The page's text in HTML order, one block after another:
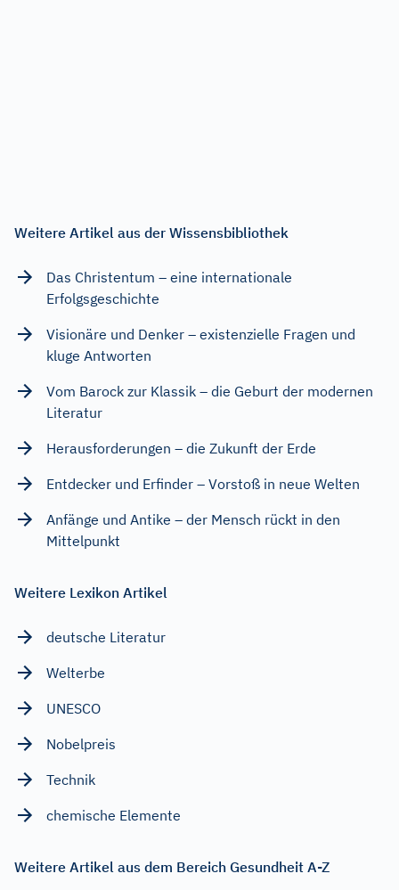
Weitere Artikel aus der Wissensbibliothek
Das Christentum – eine internationale
Erfolgsgeschichte
Visionäre und Denker – existenzielle Fragen und
kluge Antworten
Vom Barock zur Klassik – die Geburt der modernen
Literatur
Herausforderungen – die Zukunft der Erde
Entdecker und Erfinder – Vorstoß in neue Welten
Anfänge und Antike – der Mensch rückt in den
Mittelpunkt
Weitere Lexikon Artikel
deutsche Literatur
Welterbe
UNESCO
Nobelpreis
Technik
chemische Elemente
Weitere Artikel aus dem Bereich Gesundheit A-Z